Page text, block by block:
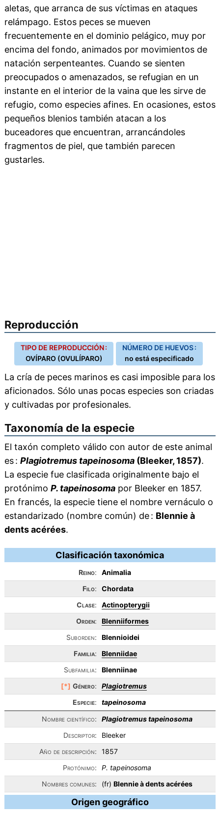
aletas, que arranca de sus víctimas en ataques
relámpago. Estos peces se mueven
frecuentemente en el dominio pelágico, muy por
encima del fondo, animados por movimientos de
natación serpenteantes. Cuando se sienten
preocupados o amenazados, se refugian en un
instante en el interior de la vaina que les sirve de
refugio, como especies afines. En ocasiones, estos
pequeños blenios también atacan a los
buceadores que encuentran, arrancándoles
fragmentos de piel, que también parecen
gustarles.
Reproducción
TIPO DE REPRODUCCIÓN :
OVÍPARO (OVULÍPARO)
NÚMERO DE HUEVOS :
no está especificado
La cría de peces marinos es casi imposible para los
aficionados. Sólo unas pocas especies son criadas
y cultivadas por profesionales.
Taxonomía de la especie
El taxón completo válido con autor de este animal
es : Plagiotremus tapeinosoma(Bleeker, 1857).
La especie fue clasificada originalmente bajo el
protónimo P. tapeinosomapor Bleeker en 1857.
En francés, la especie tiene el nombre vernáculo o
estandarizado (nombre común) de : Blennie à
dents acérées.
Clasificación taxonómica
Reino:
Animalia
Filo:
Chordata
Clase:
Actinopterygii
Orden:
Blenniiformes
Suborden:
Blennioidei
Familia:
Blenniidae
Subfamilia:
Blenniinae
[*] Género:
Plagiotremus
Especie:
tapeinosoma
Nombre científico:
Plagiotremus tapeinosoma
Descriptor:
Bleeker
Año de descripción:
1857
Protónimo:
P. tapeinosoma
Nombres comunes:
(fr) Blennie à dents acérées
Origen geográfico